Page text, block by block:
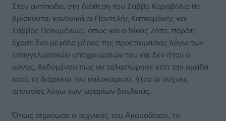
Στον αντίποδα, στη διάθεση του Σάββα Καραβόλια θα
βρίσκονται κανονικά οι Παντελής Κατσαμάκης και
Σάββας Πολυμένωφ, όπως και ο Νίκος Ζότα, παρότι
έχασε ένα μεγάλο μέρος της προετοιμασίας λόγω των
επαγγελματικών υποχρεώσεών του και δεν ήταν ο
μόνος, δεδομένου πως αν ταλαιπώρησε κάτι την ομάδα
κατά τη διάρκεια του καλοκαιριού, ήταν οι συχνές
απουσίες λόγω των ωραρίων δουλειάς.
Όπως σημείωσε ο τεχνικός του Ακουσίλαου, το